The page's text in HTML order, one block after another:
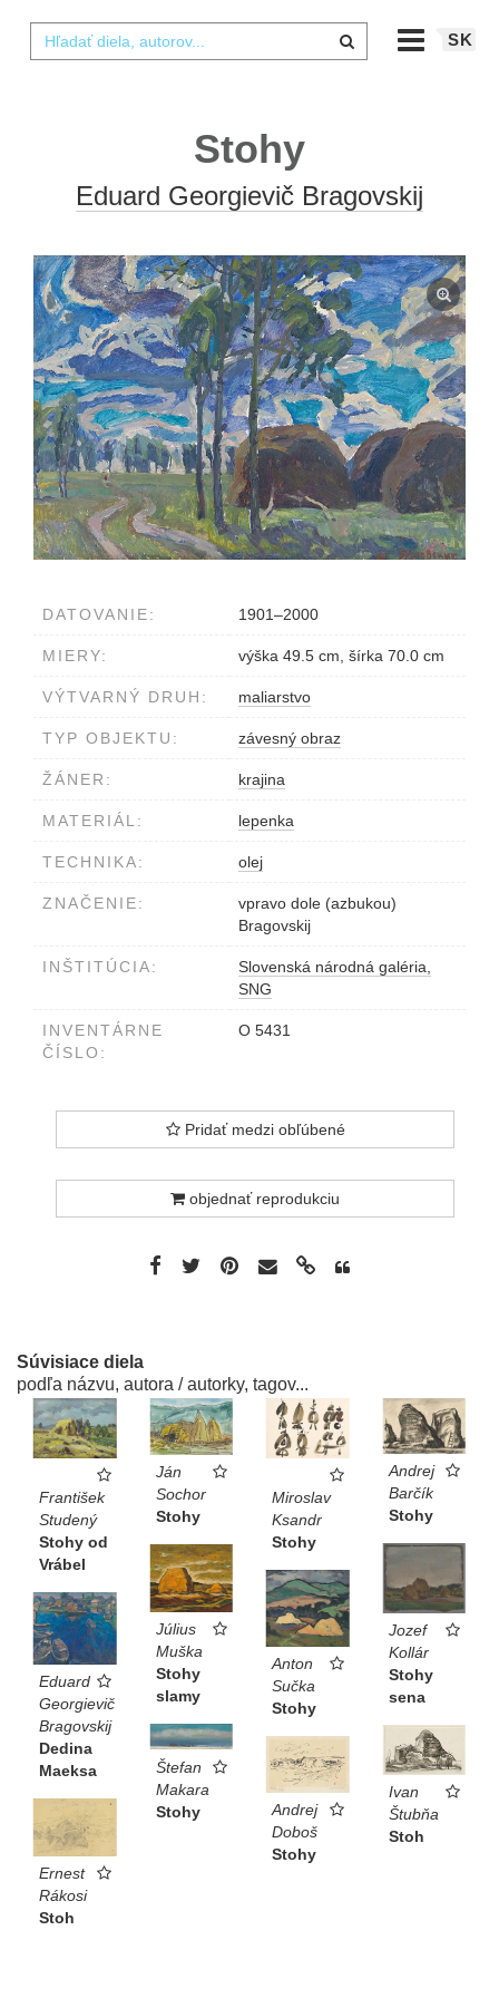
SK
Stohy
Eduard Georgievič Bragovskij
DATOVANIE: 1901–2000
MIERY: výška 49.5 cm, šírka 70.0 cm
VÝTVARNÝ DRUH: maliarstvo
TYP OBJEKTU: závesný obraz
ŽÁNER: krajina
MATERIÁL: lepenka
TECHNIKA: olej
ZNAČENIE:
vpravo dole (azbukou)
Bragovskij
INŠTITÚCIA:
Slovenská národná galéria,
SNG
INVENTÁRNE
ČÍSLO:
O 5431
Pridať medzi obľúbené
objednať reprodukciu
Súvisiace diela
podľa názvu, autora / autorky, tagov...
František
Studený
Stohy od
Vrábel
Ján
Sochor
Stohy
Miroslav
Ksandr
Stohy
Andrej
Barčík
Stohy
Jozef
Kollár
Stohy
sena
Július
Muška
Stohy
slamy
Anton
Sučka
Stohy
Eduard
Georgievič
Bragovskij
Dedina
Maeksa
Štefan
Makara
Stohy
Ivan
Štubňa
Stoh
Andrej
Doboš
Stohy
Ernest
Rákosi
Stoh